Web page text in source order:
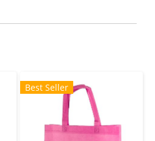
Best Seller